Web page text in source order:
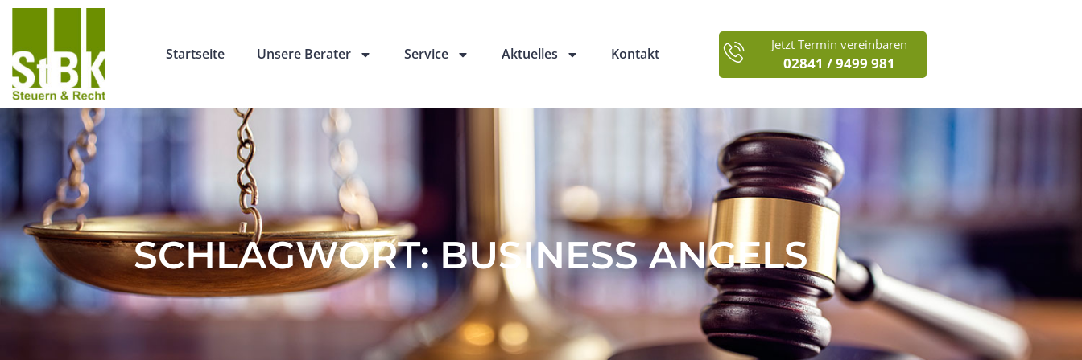
Startseite Unsere Berater Service Aktuelles Kontakt
Jetzt Termin vereinbaren
02841 / 9499 981
SCHLAGWORT: BUSINESS ANGELS